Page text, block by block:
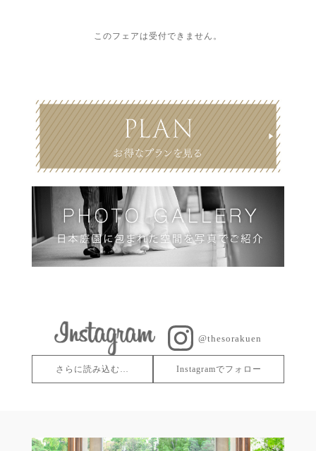
このフェアは受付できません。
@thesorakuen
さらに読み込む… Instagramでフォロー